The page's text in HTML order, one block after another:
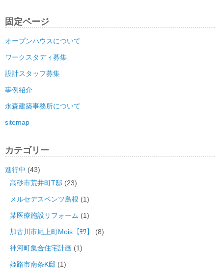
固定ページ
オープンハウスについて
ワークスタディ募集
設計スタッフ募集
事例紹介
永森建築事務所について
sitemap
カテゴリー
進行中 (43)
高砂市荒井町T邸 (23)
メルセデスベンツ島根 (1)
某医療施設リフォーム (1)
加古川市尾上町Mois【ﾓﾜ】 (8)
神河町集合住宅計画 (1)
姫路市南条K邸 (1)